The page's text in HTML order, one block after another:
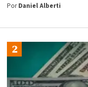
PorDaniel Alberti